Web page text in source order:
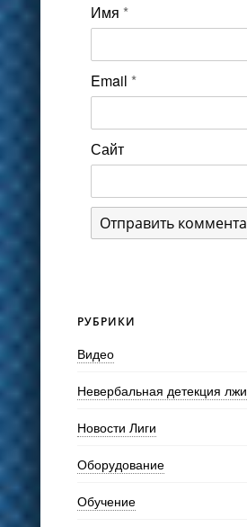
Имя *
Email *
Сайт
РУБРИКИ
Видео
Невербальная детекция лжи
Новости Лиги
Оборудование
Обучение